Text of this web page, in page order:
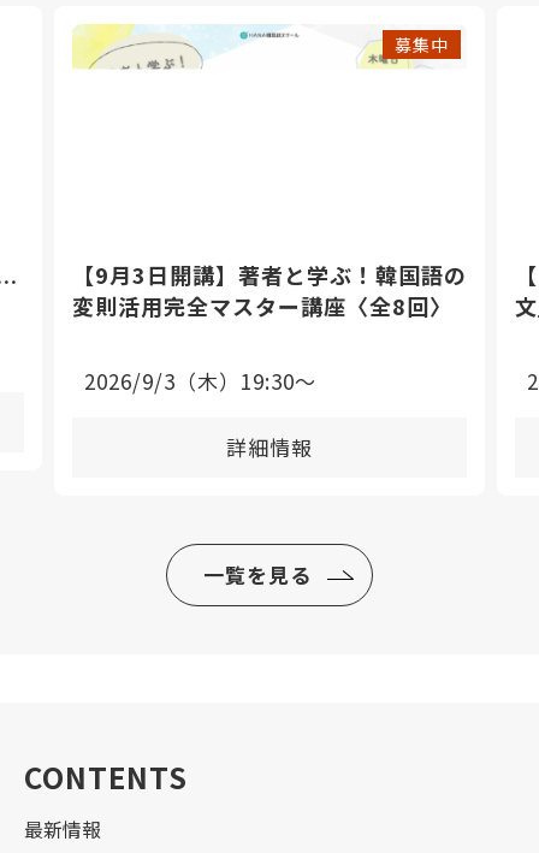
募集中
【9月3日開講】著者と学ぶ！韓国語の
変則活用完全マスター講座〈全8回〉
2026/9/3（木）19:30〜
詳細情報
一覧を見る
CONTENTS
最新情報